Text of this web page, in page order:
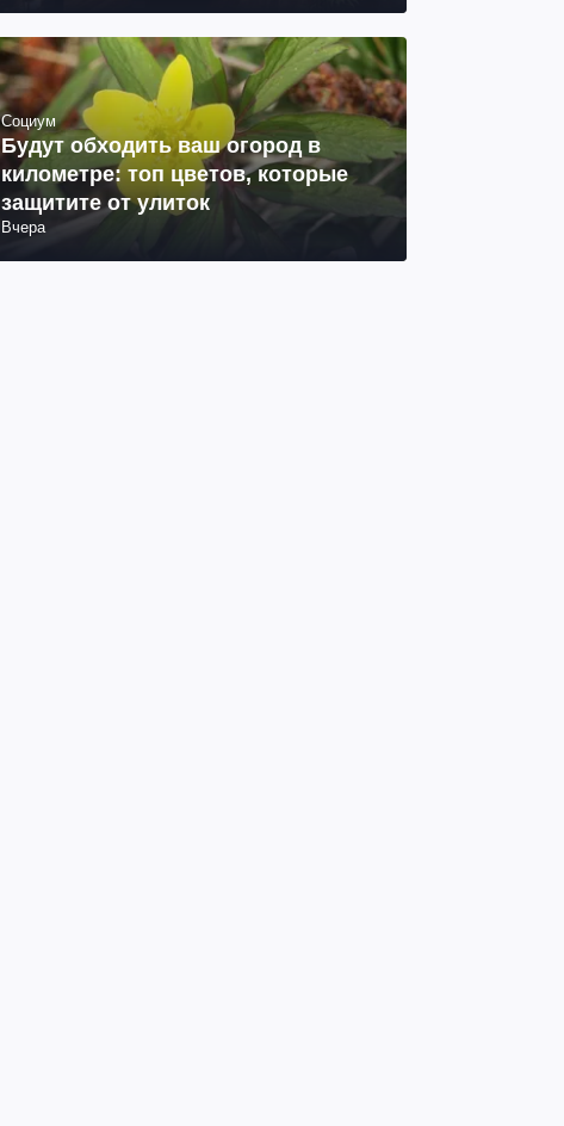
Социум
Будут обходить ваш огород в
километре: топ цветов, которые
защитите от улиток
Вчера